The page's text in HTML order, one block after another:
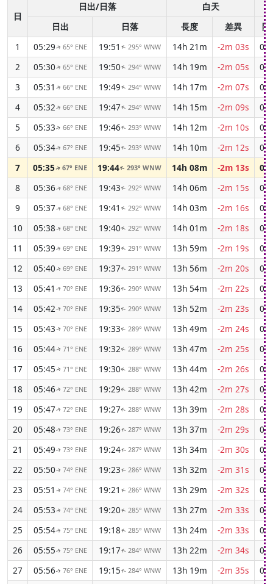
日
日出/日落 白天
日出
日落 長度 差異
開
1
05:29↑ 65° ENE 19:51 ↑ 295° WNW 14h 21m -2m 03s
2
05:30↑ 65° ENE 19:50↑ 294° WNW 14h 19m -2m 05s
3
05:31 ↑ 66° ENE 19:49↑ 294° WNW 14h 17m -2m 07s
4
05:32↑ 66° ENE 19:47↑ 294° WNW 14h 15m -2m 09s
5
05:33↑ 66° ENE 19:46↑ 293° WNW 14h 12m -2m 10s
6
05:34↑ 67° ENE 19:45↑ 293° WNW 14h 10m -2m 12s
7
05:35↑67° ENE 19:44↑293° WNW 14h 08m -2m 13s
8
05:36↑ 68° ENE 19:43↑ 292° WNW 14h 06m -2m 15s
9
05:37↑ 68° ENE 19:41 ↑ 292° WNW 14h 03m -2m 16s
10
05:38↑ 68° ENE 19:40↑ 292° WNW 14h 01m -2m 18s
11
05:39↑ 69° ENE 19:39↑ 291° WNW 13h 59m -2m 19s
12
05:40↑ 69° ENE 19:37↑ 291° WNW 13h 56m -2m 20s
13
05:41 ↑ 70° ENE 19:36↑ 290° WNW 13h 54m -2m 22s
14
05:42↑ 70° ENE 19:35↑ 290° WNW 13h 52m -2m 23s
15
05:43↑ 70° ENE 19:33↑ 289° WNW 13h 49m -2m 24s
16
05:44↑ 71° ENE 19:32↑ 289° WNW 13h 47m -2m 25s
17
05:45↑ 71° ENE 19:30↑ 288° WNW 13h 44m -2m 26s
18
05:46↑ 72° ENE 19:29↑ 288° WNW 13h 42m -2m 27s
19
05:47↑ 72° ENE 19:27↑ 288° WNW 13h 39m -2m 28s
20
05:48↑ 73° ENE 19:26↑ 287° WNW 13h 37m -2m 29s
21
05:49↑ 73° ENE 19:24↑ 287° WNW 13h 34m -2m 30s
22
05:50↑ 74° ENE 19:23↑ 286° WNW 13h 32m -2m 31s
23
05:51 ↑ 74° ENE 19:21 ↑ 286° WNW 13h 29m -2m 32s
24
05:53↑ 74° ENE 19:20↑ 285° WNW 13h 27m -2m 33s
25
05:54↑ 75° ENE 19:18↑ 285° WNW 13h 24m -2m 33s
26
05:55↑ 75° ENE 19:17↑ 284° WNW 13h 22m -2m 34s
27
05:56↑ 76° ENE 19:15↑ 284° WNW 13h 19m -2m 35s